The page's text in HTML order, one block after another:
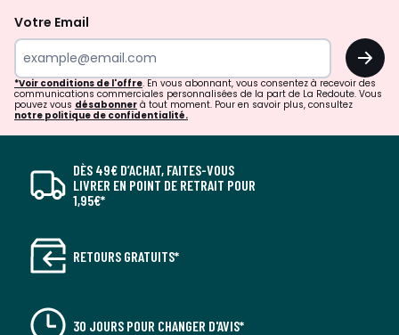
Votre Email
OK
*Voir conditions de l'offre. En vous abonnant, vous consentez à recevoir des
communications commerciales personnalisées de la part de La Redoute. Vous
pouvez vous désabonner à tout moment. Pour en savoir plus, consultez
notre politique de confidentialité.
DÈS 49€ D’ACHAT, FAITES-VOUS
LIVRER EN POINT DE RETRAIT POUR
1,95€*
RETOURS GRATUITS*
30 JOURS POUR CHANGER D'AVIS*